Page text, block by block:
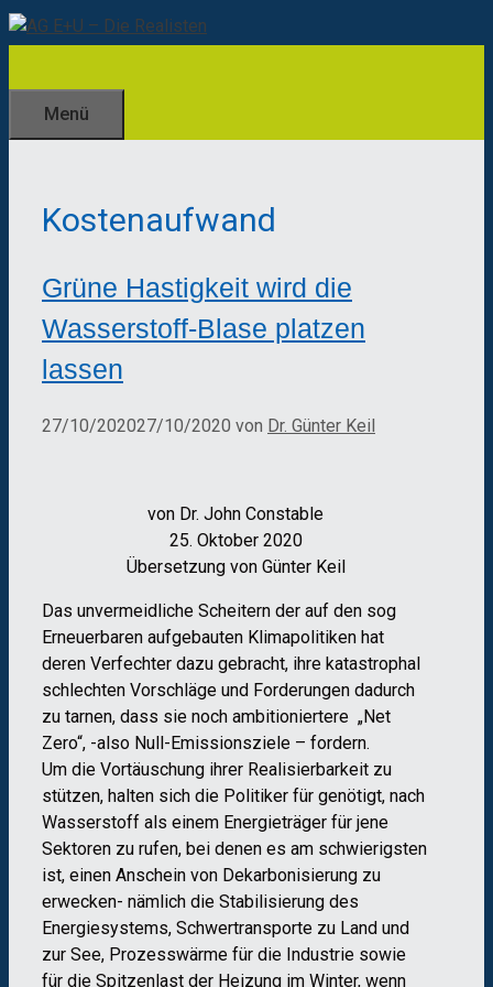
Zum
Inhalt
Menü
Kostenaufwand
Grüne Hastigkeit wird die
Wasserstoff-Blase platzen
lassen
27/10/202027/10/2020 von Dr. Günter Keil
von Dr. John Constable
25. Oktober 2020
Übersetzung von Günter Keil
Das unvermeidliche Scheitern der auf den sog
Erneuerbaren aufgebauten Klimapolitiken hat
deren Verfechter dazu gebracht, ihre katastrophal
schlechten Vorschläge und Forderungen dadurch
zu tarnen, dass sie noch ambitioniertere „Net
Zero“, -also Null-Emissionsziele – fordern.
Um die Vortäuschung ihrer Realisierbarkeit zu
stützen, halten sich die Politiker für genötigt, nach
Wasserstoff als einem Energieträger für jene
Sektoren zu rufen, bei denen es am schwierigsten
ist, einen Anschein von Dekarbonisierung zu
erwecken- nämlich die Stabilisierung des
Energiesystems, Schwertransporte zu Land und
zur See, Prozesswärme für die Industrie sowie
für die Spitzenlast der Heizung im Winter, wenn